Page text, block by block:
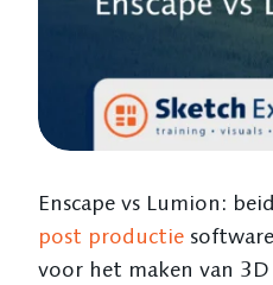
Enscape vs Lumion:
post productie
voor het maken van 3D